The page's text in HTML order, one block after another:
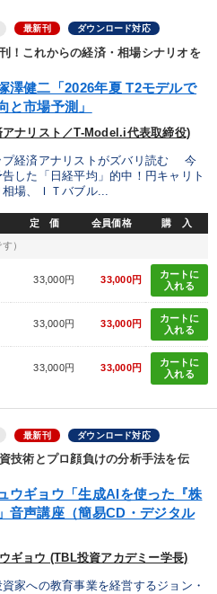
家のアドバイス
法と中小企業のDXと講話ご案内
講話４選
の「老いない力」＋健康な社長と
最新刊 ダウンロード対応
！これからの経済・相場シナリオを
澤健二「2026年夏 T2モデルで
と市場予測」
アナリスト／T-Model.i代表取締役)
経済アナリストがズバリ読む 今
した「日経平均」的中！円キャリト
場、ＩＴバブル...
定 価 会員価格 購 入
）
33,000円 33,000円
カートに
入れる
33,000円 33,000円
カートに
入れる
33,000円 33,000円
カートに
入れる
最新刊 ダウンロード対応
技術とプロ顔負けの分析手法を伝
ウギョウ「生成AIを使った『株
音声講座（簡易CD・デジタル
ギョウ (TBL投資アカデミー学長)
家への教育事業を経営するジョン・